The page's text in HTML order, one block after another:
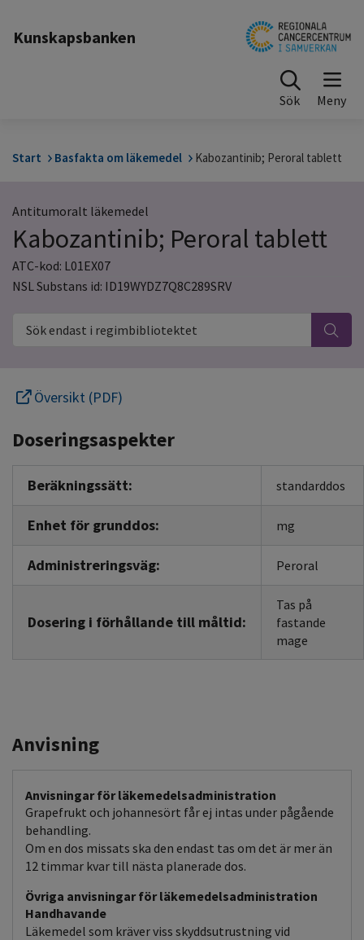
Kunskapsbanken
Sök
Start Basfakta om läkemedel Kabozantinib; Peroral tablett
Antitumoralt läkemedel
Kabozantinib; Peroral tablett
ATC-kod: L01EX07
NSL Substans id: ID19WYDZ7Q8C289SRV
Sök endast i regimbibliotektet
Översikt (PDF)
Doseringsaspekter
Beräkningssätt: standarddos
Enhet för grunddos: mg
Administreringsväg: Peroral
Dosering i förhållande till måltid:
Tas på
fastande
mage
Anvisning
Anvisningar för läkemedelsadministration
Grapefrukt och johannesört får ej intas under pågående
behandling.
Om en dos missats ska den endast tas om det är mer än
12 timmar kvar till nästa planerade dos.
Övriga anvisningar för läkemedelsadministration
Handhavande
Läkemedel som kräver viss skyddsutrustning vid